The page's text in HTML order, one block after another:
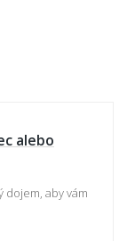
alebo
aby vám